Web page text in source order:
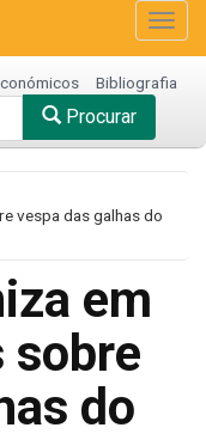
Bibliografia
Procurar
vespa das galhas do
em
sobre
do